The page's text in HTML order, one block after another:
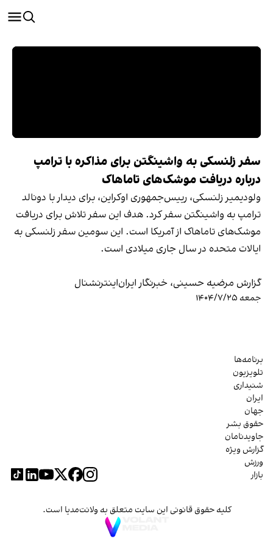
سفر زلنسکی به واشینگتن برای مذاکره با ترامپ
درباره دریافت موشک‌های تاماهاک
ولودیمیر زلنسکی، رییس‌جمهوری اوکراین، برای دیدار با دونالد
ترامپ به واشینگتن سفر کرد. هدف این سفر تلاش برای دریافت
موشک‌های تاماهاک از آمریکا است. این سومین سفر زلنسکی به
ایالات متحده در سال جاری میلادی است.
گزارش مرضیه حسینی، خبرنگار ایران‌اینترنشنال
جمعه ۱۴۰۴/۷/۲۵
برنامه‌ها
تلویزیون
شنیداری
ایران
جهان
حقوق بشر
جاویدنامان
گزارش ویژه
ورزش
بازار
کلیه حقوق قانونی این سایت متعلق به ولانت‌مدیا است.